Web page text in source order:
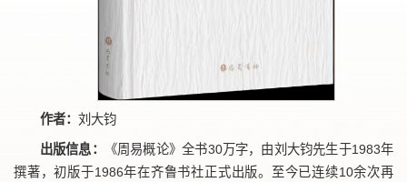
作者： 刘大钧
出版信息：
《周易概论》全书30万字，由刘大钧先生于1983年
撰著，初版于1986年在齐鲁书社正式出版。至今已连续10余次再